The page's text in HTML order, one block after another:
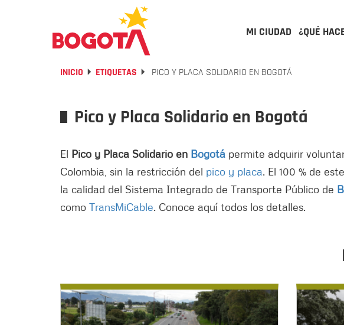
MI CIUDAD ¿QUÉ
INICIO ETIQUETAS PICO Y PLACA SOLIDARIO EN BOGOTÁ
Pico y Placa Solidario en Bogotá
El Pico y Placa Solidario en Bogotá permite adquirir
Colombia, sin la restricción del pico y placa. El 100 % de
la calidad del Sistema Integrado de Transporte Público de
como TransMiCable. Conoce aquí todos los detalles.